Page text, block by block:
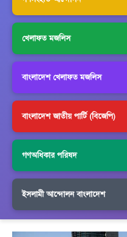
খেলাফত মজলিস
বাংলাদেশ খেলাফত মজলিস
বাংলাদেশ জাতীয় পার্টি (বিজেপি)
গণঅধিকার পরিষদ
ইসলামী আন্দোলন বাংলাদেশ